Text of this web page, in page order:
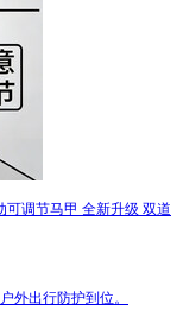
调节马甲 全新升级 双道
外出行防护到位。